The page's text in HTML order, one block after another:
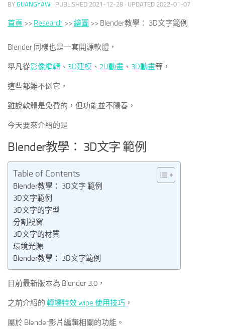
BY GUANGYAW · PUBLISHED 2021-12-28 · UPDATED 2022-01-07
首頁 >> Research >>繪圖 >> Blender教學： 3D文字範例
Blender 同樣也是一套開源軟體，
舉凡從影像編輯 、 3D建模 、 2D動畫 、 3D動畫等，
這些都難不倒它，
雖說軟體是免費的，但功能並不陽春，
今天要來介紹的是
Blender教學： 3D文字 範例
Table of Contents
Blender教學： 3D文字 範例
3D文字範例
3D文字的字型
分割視窗
3D文字的材質
環境光源
Blender教學： 3D文字範例
目前最新版本為 Blender 3.0，
之前介紹的 轉場特效 wipe 使用技巧 ，
屬於 Blender影片編輯相關的功能。